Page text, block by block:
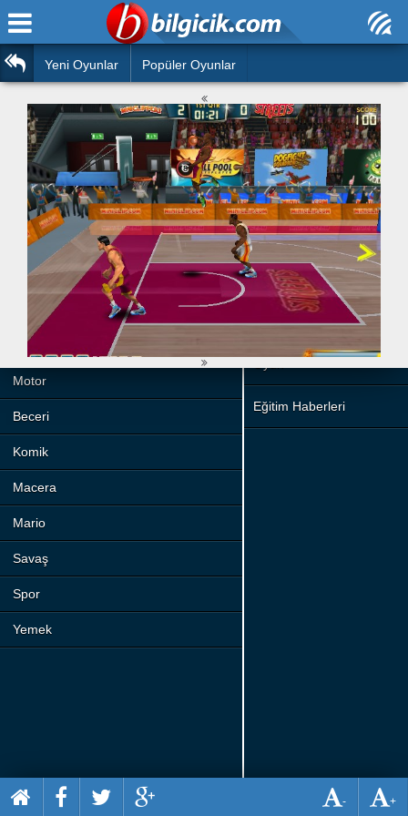
Araba
Barbie
Boyama
Futbol
Çocuk
Angry Birds
Silah
Basketbol
Motor
Beceri
Komik
Macera
Mario
Savaş
Spor
Yemek
Ana Sayfa
Bilmeceler
Bulmacalar
Deyimler
Duvar Yazıları
Hızlı Okuma Testi
Hesaplamalar
Eğitim Haberleri
Yeni Oyunlar Popüler Oyunlar
+
-